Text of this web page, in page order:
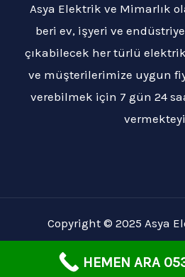
Asya Elektrik ve Mimarlık
beri ev, işyeri ve
çıkabilecek her türlü elektrik
ve müşterilerimize uygun
verebilmek için 7 gün 24
Copyright © 2025 Asya
HEMEN ARA